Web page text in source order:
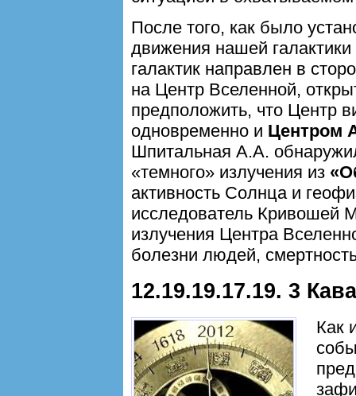
После того, как было
движения нашей
галактик направлен в
на Центр Вселенной,
предположить, что Центр
одновременно и Центром
Шпитальная А.А.
«темного» излучения из
активность Солнца и
исследователь Кривошей
излучения Центра
болезни людей,
12.19.19.17.19. 3
Как